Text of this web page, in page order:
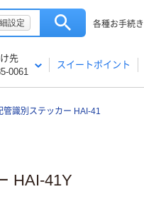
設定 各種お手続き
先
0061
スイートポイント
管識別ステッカー HAI-41
HAI-41Y